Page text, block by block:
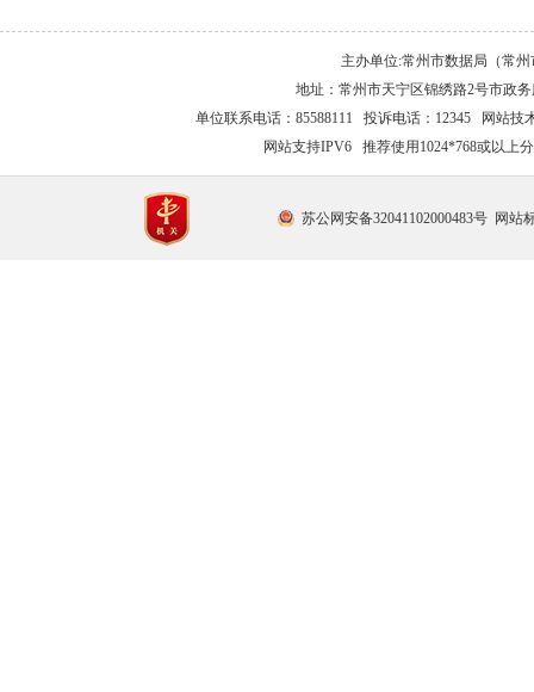
主办单位:常州市数据局（常
地址：常州市天宁区锦绣路2号市政
单位联系电话：85588111 投诉电话：12345 网站技
网站支持IPV6 推荐使用1024*768或以上
苏公网安备32041102000483号 网站